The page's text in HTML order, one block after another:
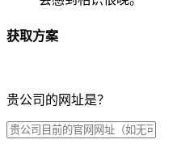
获取方案
贵公司的网址是？